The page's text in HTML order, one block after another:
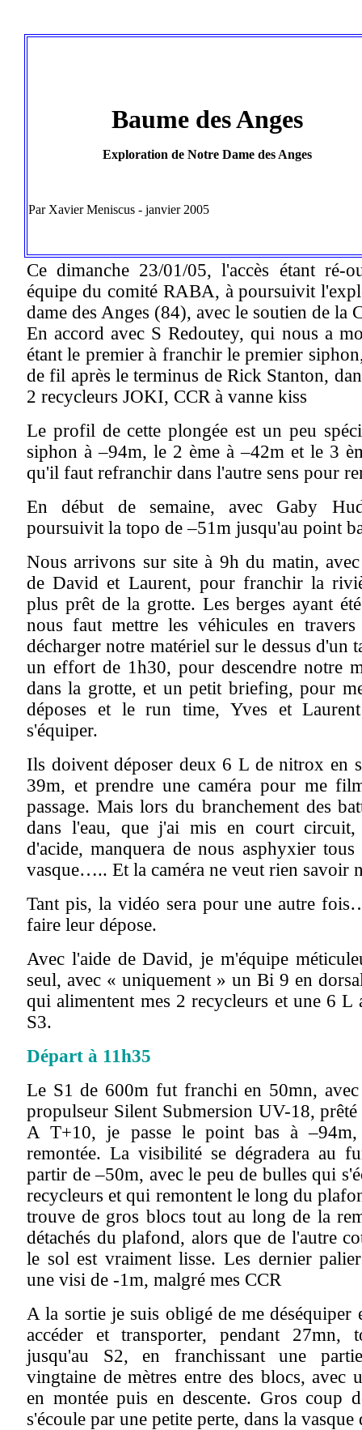
Baume des Anges
Exploration de Notre Dame des Anges
Par Xavier Meniscus - janvier 2005
Ce dimanche 23/01/05, l'accès étant ré-
équipe du comité RABA, à poursuivit
dame des Anges (84), avec le soutien de la
En accord avec S Redoutey, qui nous a
étant le premier à franchir le premier
de fil après le terminus de Rick Stanton,
2 recycleurs JOKI, CCR à vanne kiss
Le profil de cette plongée est un peu
siphon à –94m, le 2 ème à –42m et le 3
qu'il faut refranchir dans l'autre sens pour
En début de semaine, avec Gaby
poursuivit la topo de –51m jusqu'au point
Nous arrivons sur site à 9h du matin,
de David et Laurent, pour franchir la
plus prêt de la grotte. Les berges ayant
nous faut mettre les véhicules en
décharger notre matériel sur le dessus d'un
un effort de 1h30, pour descendre notre
dans la grotte, et un petit briefing, pour
déposes et le run time, Yves et
s'équiper.
Ils doivent déposer deux 6 L de nitrox en
39m, et prendre une caméra pour me
passage. Mais lors du branchement des
dans l'eau, que j'ai mis en court circuit,
d'acide, manquera de nous asphyxier
vasque….. Et la caméra ne veut rien savoir
Tant pis, la vidéo sera pour une autre
faire leur dépose.
Avec l'aide de David, je m'équipe
seul, avec « uniquement » un Bi 9 en
qui alimentent mes 2 recycleurs et une 6 L
S3.
Départ à 11h35
Le S1 de 600m fut franchi en 50mn,
propulseur Silent Submersion UV-18,
A T+10, je passe le point bas à –94m,
remontée. La visibilité se dégradera au
partir de –50m, avec le peu de bulles qui
recycleurs et qui remontent le long du
trouve de gros blocs tout au long de la
détachés du plafond, alors que de l'autre
le sol est vraiment lisse. Les dernier
une visi de -1m, malgré mes CCR
A la sortie je suis obligé de me déséquiper
accéder et transporter, pendant 27mn,
jusqu'au S2, en franchissant une
vingtaine de mètres entre des blocs, avec
en montée puis en descente. Gros coup
s'écoule par une petite perte, dans la vasque